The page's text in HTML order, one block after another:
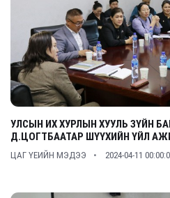
УЛСЫН ИХ ХУРЛЫН ХУУЛЬ ЗҮЙН
Д.ЦОГТБААТАР ШҮҮХИЙН ҮЙЛ
ЦАГ ҮЕИЙН МЭДЭЭ 2024-04-11